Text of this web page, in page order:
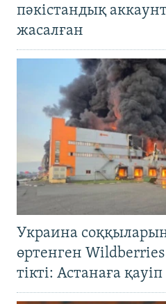
пәкістандық
жасалған
Украина
өртенген Wildberries
тікті: Астанаға